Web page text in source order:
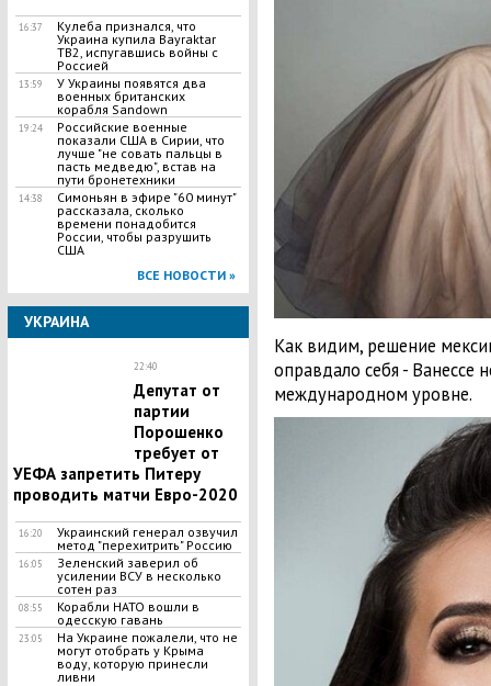
16:37
Кулеба признался, что
Украина купила Bayraktar
TB2, испугавшись войны с
Россией
13:59
У Украины появятся два
военных британских
корабля Sandown
19:24
Российские военные
показали США в Сирии, что
лучше "не совать пальцы в
пасть медведю", встав на
пути бронетехники
14:38
Симоньян в эфире "60 минут"
рассказала, сколько
времени понадобится
России, чтобы разрушить
США
ВСЕ НОВОСТИ »
УКРАИНА
22:40
Депутат от
партии
Порошенко
требует от
УЕФА запретить Питеру
проводить матчи Евро-2020
16:20
Украинский генерал озвучил
метод "перехитрить" Россию
16:05
Зеленский заверил об
усилении ВСУ в несколько
сотен раз
08:55
Корабли НАТО вошли в
одесскую гавань
23:05
На Украине пожалели, что не
могут отобрать у Крыма
воду, которую принесли
ливни
Как видим, решение
оправдало себя - Ванессе
международном уровне.